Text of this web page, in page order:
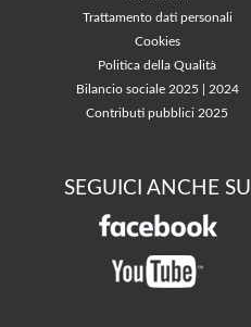
Trattamento dati personali
Cookies
Politica della Qualità
Bilancio sociale 2025
2024
Contributi pubblici 2025
SEGUICI ANCHE SU